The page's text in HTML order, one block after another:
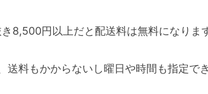
8,500円以上だと配送料は無料になりま
送料もかからないし曜日や時間も指定で